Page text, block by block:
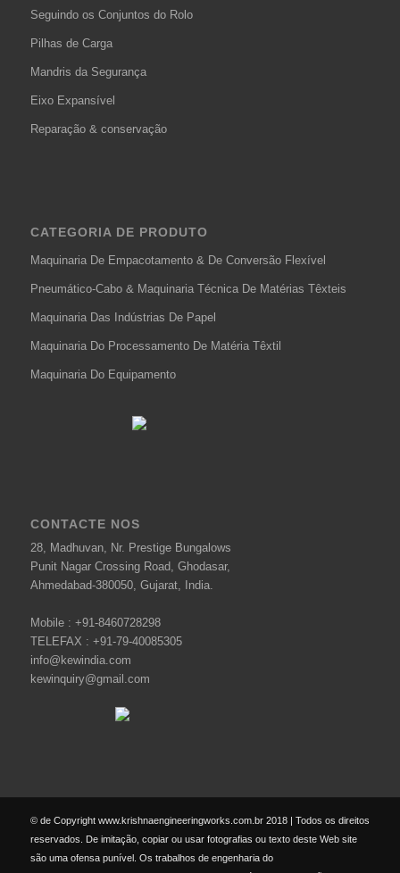
Seguindo os Conjuntos do Rolo
Pilhas de Carga
Mandris da Segurança
Eixo Expansível
Reparação & conservação
CATEGORIA DE PRODUTO
Maquinaria De Empacotamento & De Conversão Flexível
Pneumático-Cabo & Maquinaria Técnica De Matérias Têxteis
Maquinaria Das Indústrias De Papel
Maquinaria Do Processamento De Matéria Têxtil
Maquinaria Do Equipamento
CONTACTE NOS
28, Madhuvan, Nr. Prestige Bungalows
Punit Nagar Crossing Road, Ghodasar,
Ahmedabad-380050, Gujarat, India.
Mobile : +91-8460728298
TELEFAX : +91-79-40085305
info@kewindia.com
kewinquiry@gmail.com
© de Copyright www.krishnaengineeringworks.com.br 2018 | Todos os direitos
reservados. De imitação, copiar ou usar fotografias ou texto deste Web site
são uma ofensa punível. Os trabalhos de engenharia do